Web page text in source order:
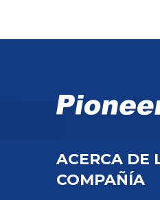
ACERCA DE
COMPAÑÍA